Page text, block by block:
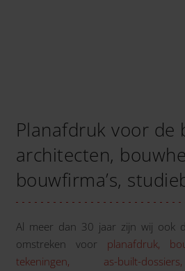
Planafdruk voor de
architecten,
bouwfirma’s,
Al meer dan 30 jaar zijn wij ook
omstreken voor planafdruk,
tekeningen, as-built-